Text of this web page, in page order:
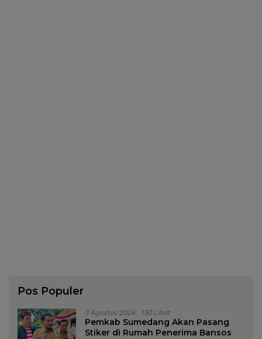
Pos Populer
3 Agustus 2026 130 Lihat
Pemkab Sumedang Akan Pasang
Stiker di Rumah Penerima Bansos